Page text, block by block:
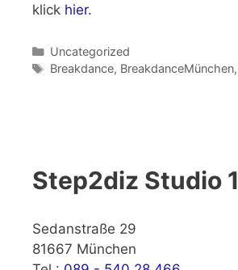
klick hier.
Kategorien
Uncategorized
Schlagwörter
Breakdance, BreakdanceMünchen,
Step2diz Studio 1
Sedanstraße 29
81667 München